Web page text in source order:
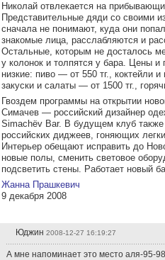
Николай отвлекается на
Представительные дяди со своими
сначала не понимают, куда они
знакомые лица, расслабляются и
Остальные, которым не досталось
у колонок и толпятся у бара. Цены и
низкие: пиво — от 550 тг., коктейли
закуски и салаты — от 1500 тг.,
Гвоздем программы на открытии
Симачев — российский дизайнер
Simachёv Bar. В будущем клуб также
российских диджеев, гоняющих
Интерьер обещают исправить до
новые полы, сменить световое
подсветить стены. Работает новый
Жанна Прашкевич
9 декабря 2008
Юджин 2008-12-27 16:19:27
А мне напоминает это место аля-95-